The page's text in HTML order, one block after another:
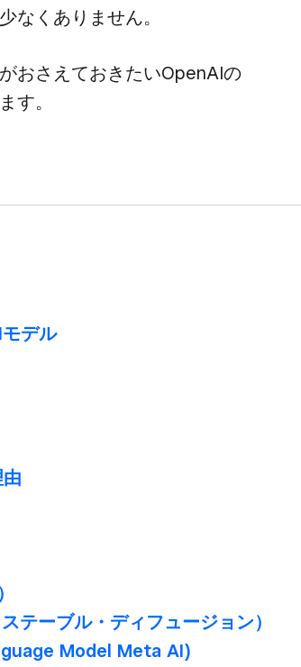
なく​ありません。
おさえて​おきたい​OpenAIの​
す。
デル
テーブル・ディフュージョン）
Model Meta AI)